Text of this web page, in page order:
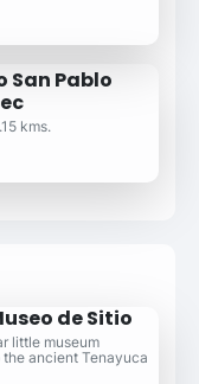
San Pablo
kms.
de Sitio
little museum
ancient Tenayuca